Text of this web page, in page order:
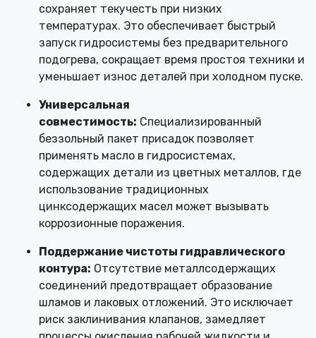
сохраняет текучесть при низких
температурах. Это обеспечивает быстрый
запуск гидросистемы без предварительного
подогрева, сокращает время простоя техники и
уменьшает износ деталей при холодном пуске.
Универсальная
совместимость: Специализированный
беззольный пакет присадок позволяет
применять масло в гидросистемах,
содержащих детали из цветных металлов, где
использование традиционных
цинксодержащих масел может вызывать
коррозионные поражения.
Поддержание чистоты гидравлического
контура: Отсутствие металлсодержащих
соединений предотвращает образование
шламов и лаковых отложений. Это исключает
риск заклинивания клапанов, замедляет